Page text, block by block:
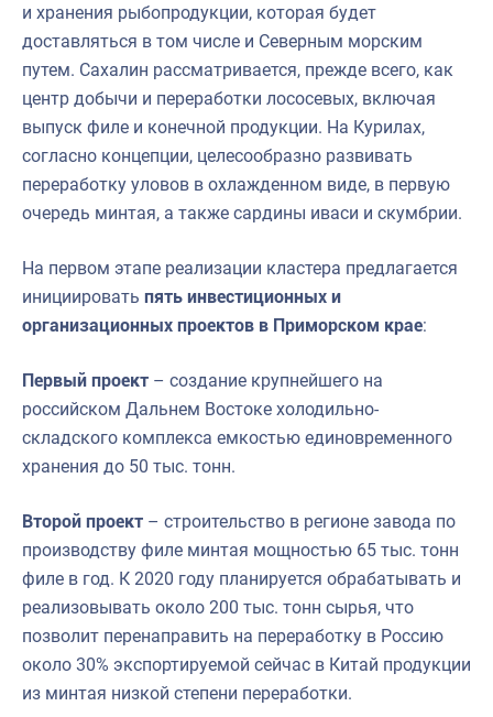
и хранения рыбопродукции, которая будет
доставляться в том числе и Северным морским
путем. Сахалин рассматривается, прежде всего, как
центр добычи и переработки лососевых, включая
выпуск филе и конечной продукции. На Курилах,
согласно концепции, целесообразно развивать
переработку уловов в охлажденном виде, в первую
очередь минтая, а также сардины иваси и скумбрии.
На первом этапе реализации кластера предлагается
инициировать пять инвестиционных и
организационных проектов в Приморском крае:
Первый проект – создание крупнейшего на
российском Дальнем Востоке холодильно-
складского комплекса емкостью единовременного
хранения до 50 тыс. тонн.
Второй проект – строительство в регионе завода по
производству филе минтая мощностью 65 тыс. тонн
филе в год. К 2020 году планируется обрабатывать и
реализовывать около 200 тыс. тонн сырья, что
позволит перенаправить на переработку в Россию
около 30% экспортируемой сейчас в Китай продукции
из минтая низкой степени переработки.